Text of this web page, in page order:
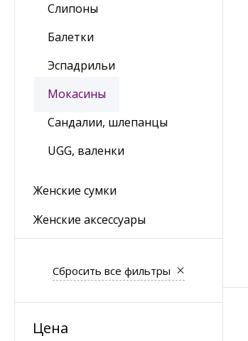
Слипоны
Балетки
Эспадрильи
Мокасины
Сандалии, шлепанцы
UGG, валенки
Женские сумки
Женские аксессуары
Сбросить все фильтры
Цена